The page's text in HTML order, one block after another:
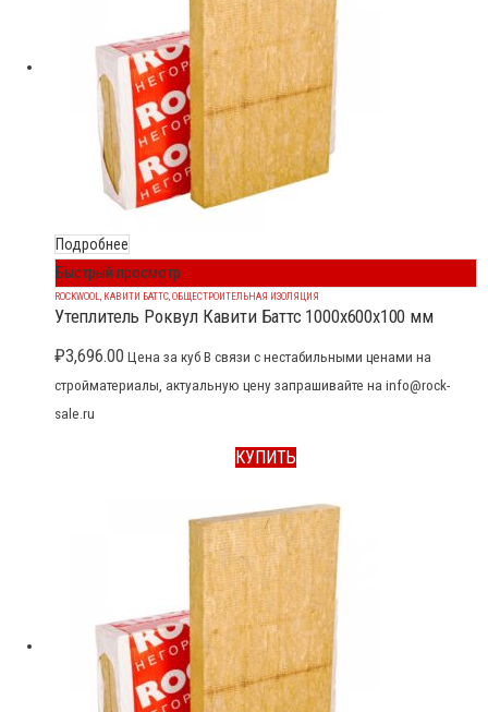
Подробнее
Быстрый просмотр
ROCKWOOL КАВИТИ БАТТС ОБЩЕСТРОИТЕЛЬНАЯ ИЗОЛЯЦИЯ
Утеплитель Роквул Кавити Баттс 1000x600x100 мм
₽3,696.00 Цена за куб В связи с нестабильными ценами на
стройматериалы, актуальную цену запрашивайте на info@rock-
sale.ru
КУПИТЬ